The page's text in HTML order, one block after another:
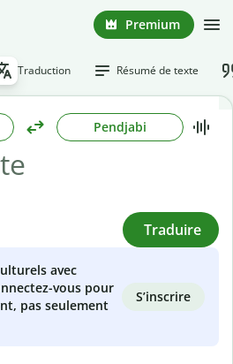
Premium
Traduction Résumé de texte
Pendjabi
Traduire
avec
vous pour
pas seulement
S’inscrire